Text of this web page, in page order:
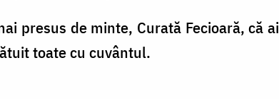
presus de minte, Curată Fecioară, că ai
toate cu cuvântul.